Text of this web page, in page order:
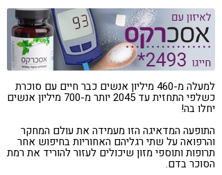
למעלה מ-460 מיליון אנשים כבר חיים עם סוכרת
כשלפי התחזית עד 2045 יותר מ-700 מיליון אנשים
יחלו בה!
התופעה המדאיגה הזו מעמידה את עולם המחקר
והרפואה על שתי רגליהם האחוריות בחיפוש אחר
תרופות ותוספי מזון שיכולים לעזור להוריד את רמת
הסוכר בדם.